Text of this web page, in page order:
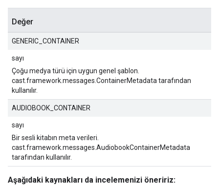
Değer
GENERIC_CONTAINER
sayı
Çoğu medya türü için uygun genel şablon.
cast.framework.messages.ContainerMetadata tarafından
kullanılır.
AUDIOBOOK_CONTAINER
sayı
Bir sesli kitabın meta verileri.
cast.framework.messages.AudiobookContainerMetadata
tarafından kullanılır.
Aşağıdaki kaynakları da incelemenizi öneririz: